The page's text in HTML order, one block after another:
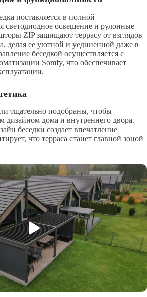
поставляется в полной
светодиодное освещение и рулонные
ZIP защищают террасу от взглядов
делая ее уютной и уединенной даже в
беседкой осуществляется с
Somfy, что обеспечивает
тщательно подобраны, чтобы
дизайном дома и внутреннего двора.
беседки создает впечатление
что терраса станет главной зоной